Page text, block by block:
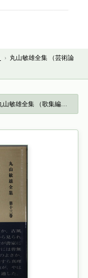
› 丸山敏雄全集 （芸術論
丸山敏雄全集 （歌集編１・２）… →